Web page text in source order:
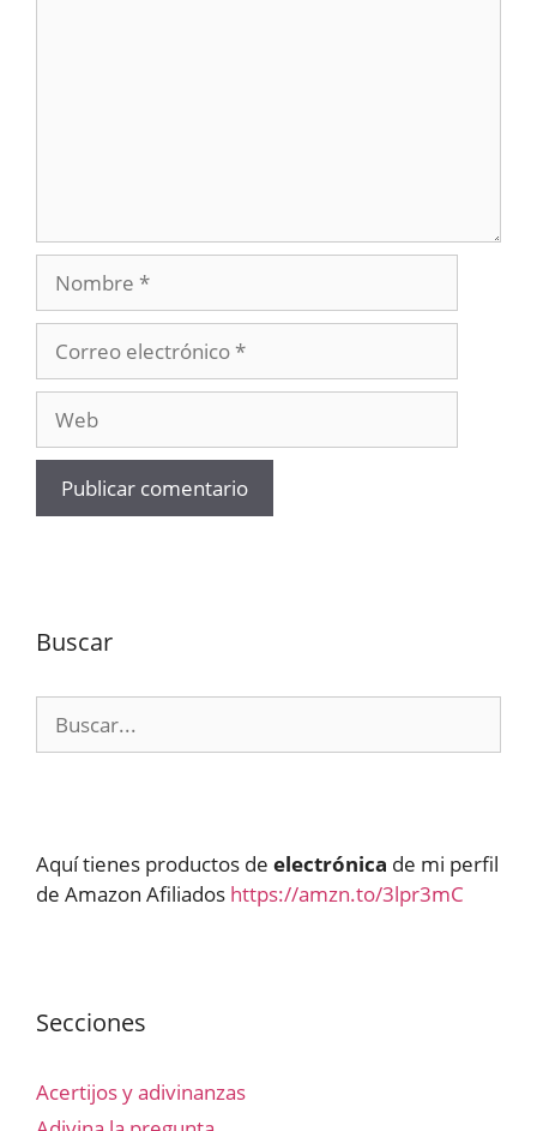
Nombre
electrónico
Buscar
Aquí tienes productos de electrónica de mi perfil
de Amazon Afiliados https://amzn.to/3lpr3mC
Secciones
Acertijos y adivinanzas